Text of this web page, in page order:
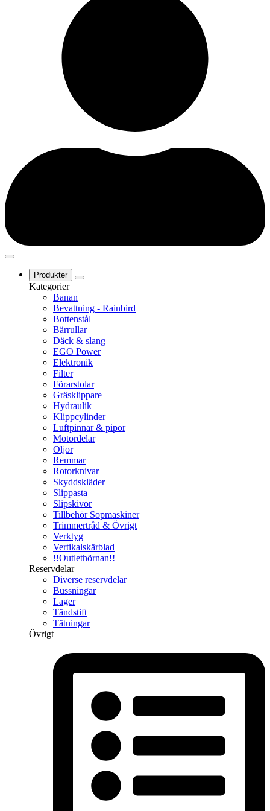
Produkter
Kategorier
Banan
Bevattning - Rainbird
Bottenstål
Bärrullar
Däck & slang
EGO Power
Elektronik
Filter
Förarstolar
Gräsklippare
Hydraulik
Klippcylinder
Luftpinnar & pipor
Motordelar
Oljor
Remmar
Rotorknivar
Skyddskläder
Slippasta
Slipskivor
Tillbehör Sopmaskiner
Trimmertråd & Övrigt
Verktyg
Vertikalskärblad
!!Outlethörnan!!
Reservdelar
Diverse reservdelar
Bussningar
Lager
Tändstift
Tätningar
Övrigt